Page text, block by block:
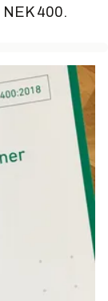
NEK 400.